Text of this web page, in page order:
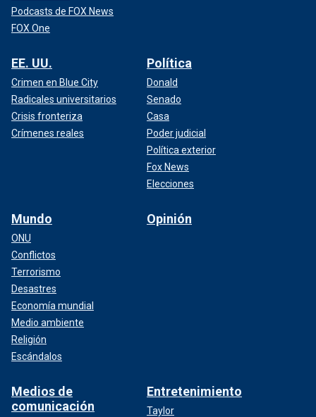
Podcasts de FOX News
FOX One
EE. UU.
Crimen en Blue City
Radicales universitarios
Crisis fronteriza
Crímenes reales
Política
Donald
Senado
Casa
Poder judicial
Política exterior
Fox News
Elecciones
Mundo
ONU
Conflictos
Terrorismo
Desastres
Economía mundial
Medio ambiente
Religión
Escándalos
Opinión
Medios de
comunicación
Entretenimiento
Taylor